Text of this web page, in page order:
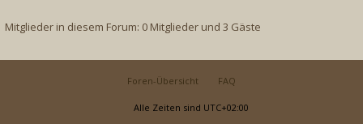
Mitglieder in diesem Forum: 0 Mitglieder und 3 Gäste
Foren-Übersicht FAQ
Alle Zeiten sind UTC+02:00